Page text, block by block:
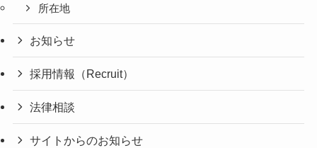
所在地
お知らせ
採用情報（Recruit）
法律相談
サイトからのお知らせ